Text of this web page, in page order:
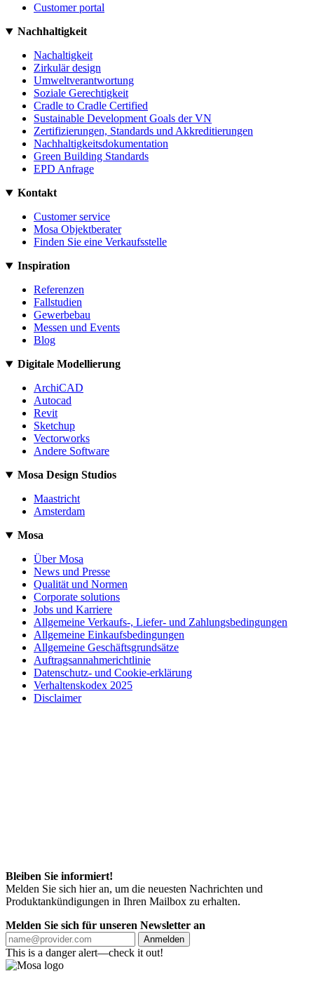
Customer portal
Nachhaltigkeit
Nachaltigkeit
Zirkulär design
Umweltverantwortung
Soziale Gerechtigkeit
Cradle to Cradle Certified
Sustainable Development Goals der VN
Zertifizierungen, Standards und Akkreditierungen
Nachhaltigkeitsdokumentation
Green Building Standards
EPD Anfrage
Kontakt
Customer service
Mosa Objektberater
Finden Sie eine Verkaufsstelle
Inspiration
Referenzen
Fallstudien
Gewerbebau
Messen und Events
Blog
Digitale Modellierung
ArchiCAD
Autocad
Revit
Sketchup
Vectorworks
Andere Software
Mosa Design Studios
Maastricht
Amsterdam
Mosa
Über Mosa
News und Presse
Qualität und Normen
Corporate solutions
Jobs und Karriere
Allgemeine Verkaufs-, Liefer- und Zahlungsbedingungen
Allgemeine Einkaufsbedingungen
Allgemeine Geschäftsgrundsätze
Auftragsannahmerichtlinie
Datenschutz- und Cookie-erklärung
Verhaltenskodex 2025
Disclaimer
Bleiben Sie informiert!
Melden Sie sich hier an, um die neuesten Nachrichten und
Produktankündigungen in Ihren Mailbox zu erhalten.
Melden Sie sich für unseren Newsletter an
Anmelden
This is a danger alert—check it out!